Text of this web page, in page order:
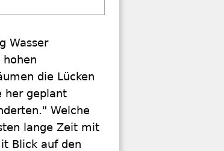
Wasser
die Lücken
her geplant
Welche
lange Zeit mit
Blick auf den